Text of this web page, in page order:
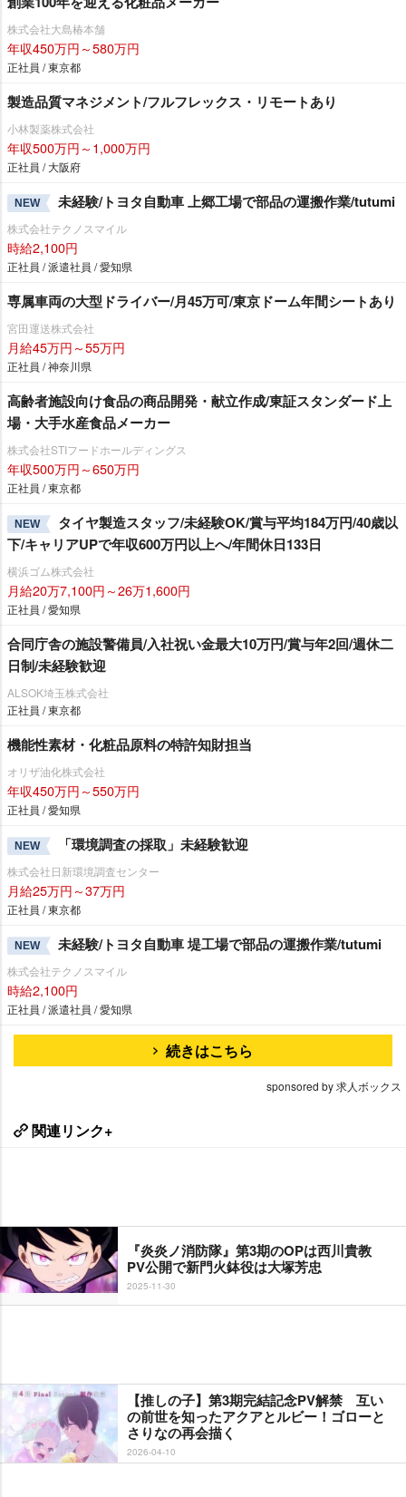
株式会社大島椿本舗
年収450万円～580万円
正社員 / 東京都
製造品質マネジメント/フルフレックス・リモートあり
小林製薬株式会社
年収500万円～1,000万円
正社員 / 大阪府
NEW 未経験/トヨタ自動車 上郷工場で部品の運搬作業/tutumi
株式会社テクノスマイル
時給2,100円
正社員 / 派遣社員 / 愛知県
専属車両の大型ドライバー/月45万可/東京ドーム年間シートあり
宮田運送株式会社
月給45万円～55万円
正社員 / 神奈川県
高齢者施設向け食品の商品開発・献立作成/東証スタンダード上
場・大手水産食品メーカー
株式会社STIフードホールディングス
年収500万円～650万円
正社員 / 東京都
NEW
タイヤ製造スタッフ/未経験OK/賞与平均184万円/40歳以
下/キャリアUPで年収600万円以上へ/年間休日133日
横浜ゴム株式会社
月給20万7,100円～26万1,600円
正社員 / 愛知県
合同庁舎の施設警備員/入社祝い金最大10万円/賞与年2回/週休二
日制/未経験歓迎
ALSOK埼玉株式会社
正社員 / 東京都
機能性素材・化粧品原料の特許知財担当
オリザ油化株式会社
年収450万円～550万円
正社員 / 愛知県
NEW 「環境調査の採取」未経験歓迎
株式会社日新環境調査センター
月給25万円～37万円
正社員 / 東京都
NEW 未経験/トヨタ自動車 堤工場で部品の運搬作業/tutumi
株式会社テクノスマイル
時給2,100円
正社員 / 派遣社員 / 愛知県
続きはこちら
sponsored by 求人ボックス
関連リンク+
『炎炎ノ消防隊』第3期のOPは西川貴教
PV公開で新門火鉢役は大塚芳忠
2025-11-30
【推しの子】第3期完結記念PV解禁 互い
の前世を知ったアクアとルビー！ゴローと
さりなの再会描く
2026-04-10